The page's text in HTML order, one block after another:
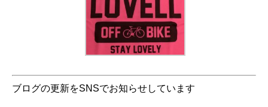
ブログの更新をSNSでお知らせしています